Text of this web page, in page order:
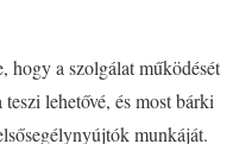
hogy a szolgálat működését
lehetővé, és most bárki
munkáját.